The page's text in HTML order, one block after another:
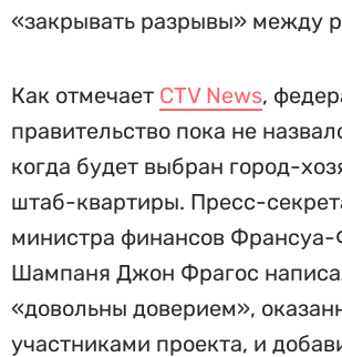
«закрывать разрывы» между
Как отмечает CTV News,
правительство пока не
когда будет выбран город-
штаб-квартиры. Пресс-
министра финансов
Шампаня Джон Фрагос
«довольны доверием»,
участниками проекта, и